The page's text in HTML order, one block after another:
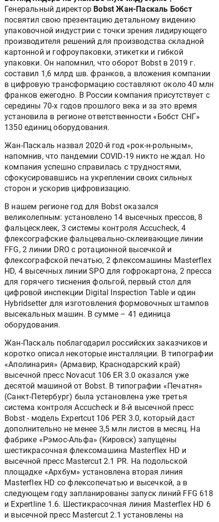
Генеральный директор Bobst Жан-Паскаль Бобст
посвятил свою презентацию детальному видению
упаковочной индустрии с точки зрения лидирующего
производителя решений для производства складной
картонной и гофроупаковки, этикетки и гибкой
упаковки. Он напомнил, что оборот Bobst в 2019 г.
составил 1,6 млрд шв. франков, а вложения компании
в цифровую трансформацию составляют около 40 млн
франков ежегодно. В России компания присутствует с
середины 70-х годов прошлого века и за это время
установила в регионе ответственности «Бобст СНГ»
1350 единиц оборудования.
Жан-Паскаль назвал 2020-й год «рок-н-рольным»,
напомнив, что пандемии COVID-19 никто не ждал. Но
компания успешно справилась с трудностями,
сфокусировавшись на укреплении своих сильных
сторон и ускорив цифровизацию.
В нашем регионе год для Bobst оказался
великолепным: установлено 14 высечных прессов, 8
фальцесклеек, 3 системы контроля Accucheck, 4
флексографские фальцевально-склеивающие линии
FFG, 2 линии DRO с ротационной высечкой и
флексографской печатью, 2 флексомашины Masterflex
HD, 4 высечных линии SPO для гофрокартона, 2 пресса
для горячего тиснения фольгой, первый стол для
цифровой инспекции Digital Inspection Table и один
Hybridsetter для изготовления формовочных штампов
высекальных машин. В сумме – 41 единица
оборудования.
Жан-Паскаль поблагодарил российских заказчиков и
коротко описал некоторые инсталляции. В типографии
«Аполинария» (Армавир, Краснодарский край)
высечной пресс Novacut 106 ER 3.0 оказался уже
десятой машиной от Bobst. В типографии «Печатня»
(Санкт-Петербург) была установлена уже третья
система контроля Accucheck и 8-й высечной пресс
Bobst - модель Expertcut 106 PER 3.0, который даст
дополнительно не менее 3,5 млн листов в месяц. На
фабрике «Рэмос-Альфа» (Кировск) запущены
шестикрасочная флексомашина Masterflex HD и
высечной пресс Mastercut 2.1 PR. На подольской
площадке «Архбум» установлена вторая линия
Masterflex HD со флексопечатью и высечкой, а в
следующем году запланированы запуск линий FFG 618
и Expertline 1.6. Шестикрасочная линия Masterflex HD 6
и высечной пресс Mastercut 2.1 установлены на